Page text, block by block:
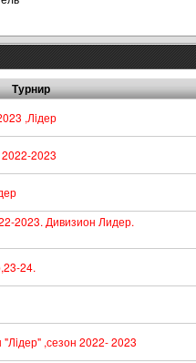
Турнир
,Лiдер
2023
2023. Дивизион Лидер.
24.
"Лiдер" ,сезон 2022- 2023